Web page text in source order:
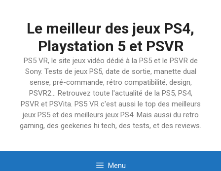
Le meilleur des jeux PS4,
Playstation 5 et PSVR
PS5 VR, le site jeux vidéo dédié à la PS5 et le PSVR de
Sony. Tests de jeux PS5, date de sortie, manette dual
sense, pré-commande, rétro compatibilité, design,
PSVR2… Retrouvez toute l'actualité de la PS5, PS4,
PSVR et PSVita. PS5 VR c'est aussi le top des meilleurs
jeux PS5 et des meilleurs jeux PS4. Mais aussi du retro
gaming, des geekeries hi tech, des tests, et des reviews.
Menu